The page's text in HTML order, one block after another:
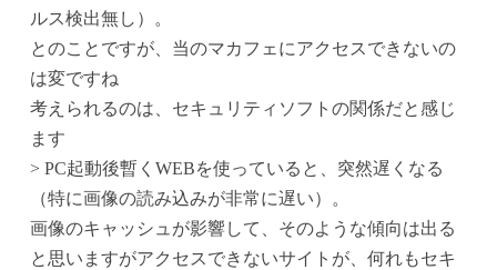
ルス検出無し）。
とのことですが、当のマカフェにアクセスできないの
は変ですね
考えられるのは、セキュリティソフトの関係だと感じ
ます
> PC起動後暫くWEBを使っていると、突然遅くなる
（特に画像の読み込みが非常に遅い）。
画像のキャッシュが影響して、そのような傾向は出る
と思いますがアクセスできないサイトが、何れもセキ